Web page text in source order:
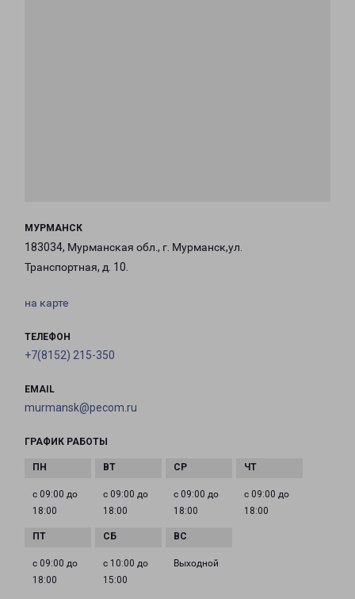
МУРМАНСК
183034, Мурманская обл., г. Мурманск,ул.
Транспортная, д. 10.
на карте
ТЕЛЕФОН
+7(8152) 215-350
EMAIL
murmansk@pecom.ru
ГРАФИК РАБОТЫ
с 09:00 до
18:00
с 09:00 до
18:00
с 09:00 до
18:00
с 09:00 до
18:00
с 09:00 до
18:00
с 10:00 до
15:00
Выходной